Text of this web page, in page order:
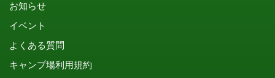
お知らせ
イベント
よくある質問
キャンプ場利用規約